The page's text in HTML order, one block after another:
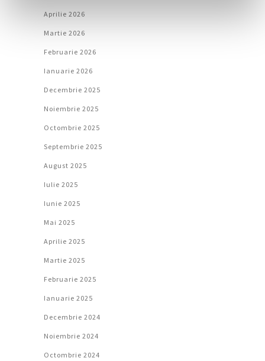
Aprilie 2026
Martie 2026
Februarie 2026
Ianuarie 2026
Decembrie 2025
Noiembrie 2025
Octombrie 2025
Septembrie 2025
August 2025
Iulie 2025
Iunie 2025
Mai 2025
Aprilie 2025
Martie 2025
Februarie 2025
Ianuarie 2025
Decembrie 2024
Noiembrie 2024
Octombrie 2024